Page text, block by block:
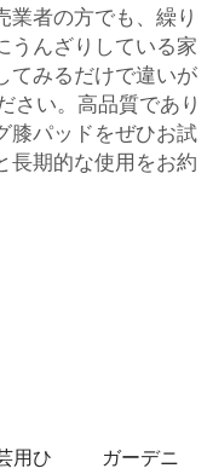
業者の方でも、繰り
うんざりしている家
てみるだけで違いが
さい。高品質であり
膝パッドをぜひお試
長期的な使用をお約
用ひ
ガーデニ